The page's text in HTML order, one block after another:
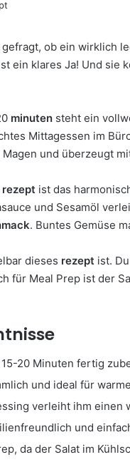
ob ein wirklich
ein klares Ja! Und sie
minuten steht ein
Mittagessen im
und überzeugt
rezept ist das
und Sesamöl
. Buntes Gemüse
dieses rezept ist.
für Meal Prep ist der
20 Minuten fertig
und ideal für
verleiht ihm einen
und
da der Salat im